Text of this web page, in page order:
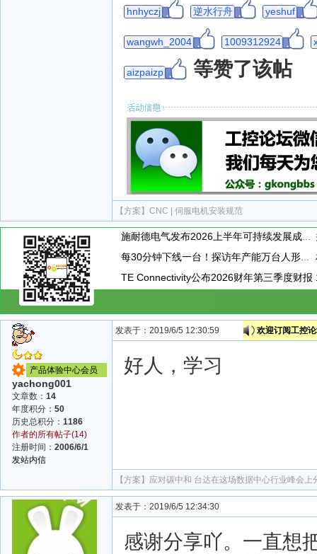
hnhyczj 逆水行舟 yeshuf
wangwh_2004 1009312924
aizpaizp 等赞了该帖
【方案】 CNC | 伺服电机安装规范
施耐德电气发布2026上半年可持续发展成绩单 "Impact 2030"路线图开局稳健
每30分钟下线一台！探访年产能万台人形机器人工厂
TE Connectivity公布2026财年第三季度财报
产品体验中心会员
yachong001
文章数： 14
年度积分： 50
历史总积分： 1186
作者的所有帖子(14)
注册时间： 2006/6/1
发站内信
发表于：2019/6/5 12:30:59 欢迎订阅工控
好人，学习
【方案】 应对碳中和 台达在这场数据中心行业峰会上
发表于：2019/6/5 12:34:30
感谢分享吖。一直想